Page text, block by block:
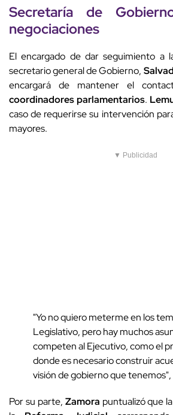
Secretaría de
negociaciones
El encargado de dar seguimiento a
secretario general de Gobierno,
encargará de mantener el
coordinadores parlamentarios.
caso de requerirse su intervención
mayores.
▼ Publicidad
"Yo no quiero meterme en los
Legislativo, pero hay muchos
competen al Ejecutivo, como el
donde es necesario construir
visión de gobierno que
Por su parte, Zamora puntualizó que